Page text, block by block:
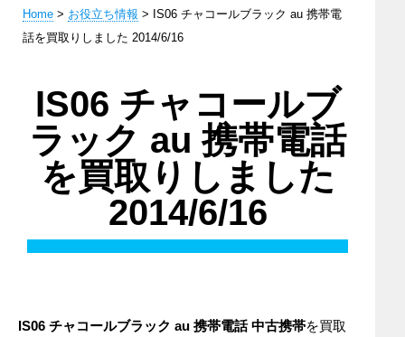
Home > お役立ち情報 > IS06 チャコールブラック au 携帯電
話を買取りしました 2014/6/16
IS06 チャコールブ
ラック au 携帯電話
を買取りしました
2014/6/16
IS06 チャコールブラック au 携帯電話中古携帯を買取